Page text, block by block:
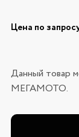
Цена по
Данный товар
МЕГАМОТО.